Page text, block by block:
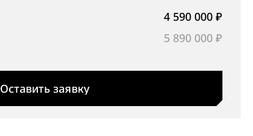
4 590 000 ₽
5 890 000 ₽
Оставить заявку